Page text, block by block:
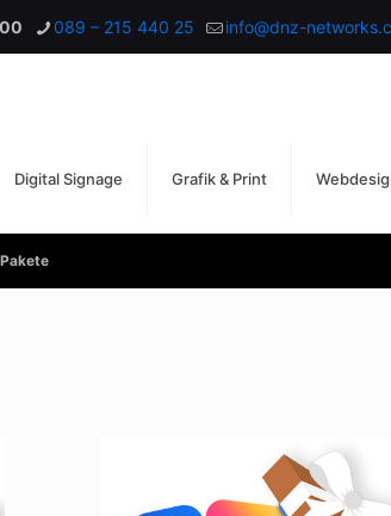
089 – 215 440 25 info@dnz-
Digital Signage Grafik & Print